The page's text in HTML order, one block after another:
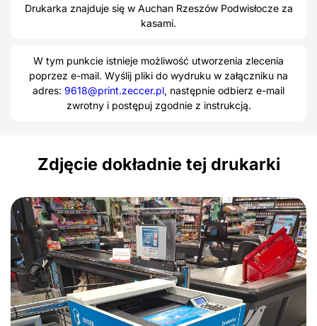
Drukarka znajduje się w Auchan Rzeszów Podwisłocze za
kasami.
W tym punkcie istnieje możliwość utworzenia zlecenia
poprzez e-mail. Wyślij pliki do wydruku w załączniku na
adres: 9618@print.zeccer.pl, następnie odbierz e-mail
zwrotny i postępuj zgodnie z instrukcją.
Zdjęcie dokładnie tej drukarki